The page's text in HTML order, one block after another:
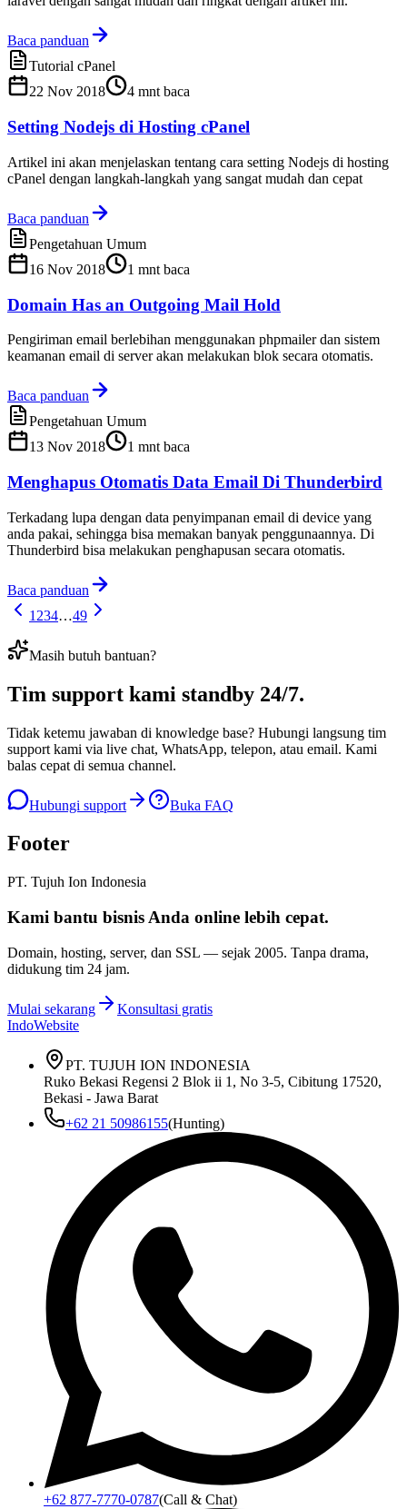
Baca panduan
Tutorial cPanel
22 Nov 2018
4 mnt baca
Setting Nodejs di Hosting cPanel
Artikel ini akan menjelaskan tentang cara setting Nodejs di hosting
cPanel dengan langkah-langkah yang sangat mudah dan cepat
Baca panduan
Pengetahuan Umum
16 Nov 2018
1 mnt baca
Domain Has an Outgoing Mail Hold
Pengiriman email berlebihan menggunakan phpmailer dan sistem
keamanan email di server akan melakukan blok secara otomatis.
Baca panduan
Pengetahuan Umum
13 Nov 2018
1 mnt baca
Menghapus Otomatis Data Email Di Thunderbird
Terkadang lupa dengan data penyimpanan email di device yang
anda pakai, sehingga bisa memakan banyak penggunaannya. Di
Thunderbird bisa melakukan penghapusan secara otomatis.
Baca panduan
1 234…49
Masih butuh bantuan?
Tim support kami standby 24/7.
Tidak ketemu jawaban di knowledge base? Hubungi langsung tim
support kami via live chat, WhatsApp, telepon, atau email. Kami
balas cepat di semua channel.
Hubungi support Buka FAQ
Footer
PT. Tujuh Ion Indonesia
Kami bantu bisnis Anda online lebih cepat.
Domain, hosting, server, dan SSL — sejak 2005. Tanpa drama,
didukung tim 24 jam.
Mulai sekarang
Konsultasi gratis
IndoWebsite
PT. TUJUH ION INDONESIA
Ruko Bekasi Regensi 2 Blok ii 1, No 3-5, Cibitung 17520,
Bekasi - Jawa Barat
+62 21 50986155(Hunting)
+62 877-7770-0787(Call & Chat)